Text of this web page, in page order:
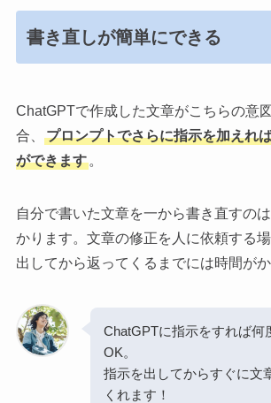
書き直しが簡単にできる
ChatGPTで作成した文章がこちらの意
合、
プロンプトでさらに指示を加えれ
ができます。
自分で書いた文章を一から書き直すの
かります。文章の修正を人に依頼する
出してから返ってくるまでには時間がか
ChatGPTに指示をすれば何
OK。
指示を出してからすぐに文
くれます！